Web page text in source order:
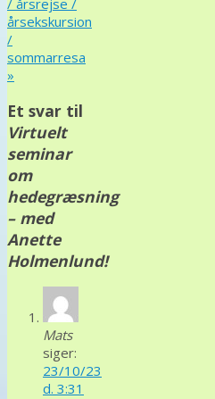
/ årsrejse /
årsekskursion
/
sommarresa
»
Et svar til
Virtuelt
seminar
om
hedegræsning
– med
Anette
Holmenlund!
Mats
siger:
23/10/23
d. 3:31